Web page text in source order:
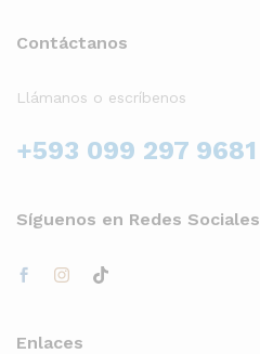
Contáctanos
Llámanos o escríbenos
+593 099 297 9681
Síguenos en Redes Sociales
Enlaces